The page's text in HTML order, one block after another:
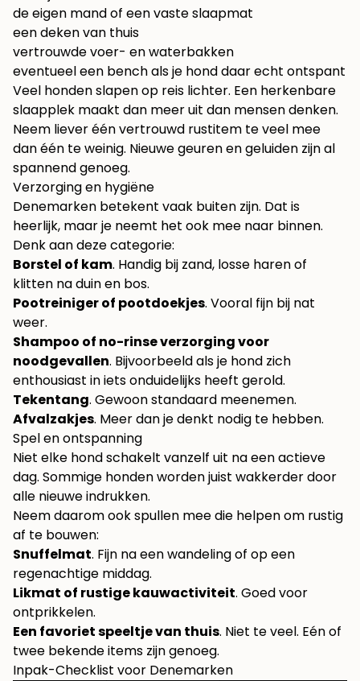
de eigen mand of een vaste slaapmat
een deken van thuis
vertrouwde voer- en waterbakken
eventueel een bench als je hond daar echt ontspant
Veel honden slapen op reis lichter. Een herkenbare
slaapplek maakt dan meer uit dan mensen denken.
Neem liever één vertrouwd rustitem te veel mee
dan één te weinig. Nieuwe geuren en geluiden zijn al
spannend genoeg.
Verzorging en hygiëne
Denemarken betekent vaak buiten zijn. Dat is
heerlijk, maar je neemt het ook mee naar binnen.
Denk aan deze categorie:
Borstel of kam. Handig bij zand, losse haren of
klitten na duin en bos.
Pootreiniger of pootdoekjes. Vooral fijn bij nat
weer.
Shampoo of no-rinse verzorging voor
noodgevallen. Bijvoorbeeld als je hond zich
enthousiast in iets onduidelijks heeft gerold.
Tekentang. Gewoon standaard meenemen.
Afvalzakjes. Meer dan je denkt nodig te hebben.
Spel en ontspanning
Niet elke hond schakelt vanzelf uit na een actieve
dag. Sommige honden worden juist wakkerder door
alle nieuwe indrukken.
Neem daarom ook spullen mee die helpen om rustig
af te bouwen:
Snuffelmat. Fijn na een wandeling of op een
regenachtige middag.
Likmat of rustige kauwactiviteit. Goed voor
ontprikkelen.
Een favoriet speeltje van thuis. Niet te veel. Eén of
twee bekende items zijn genoeg.
Inpak-Checklist voor Denemarken